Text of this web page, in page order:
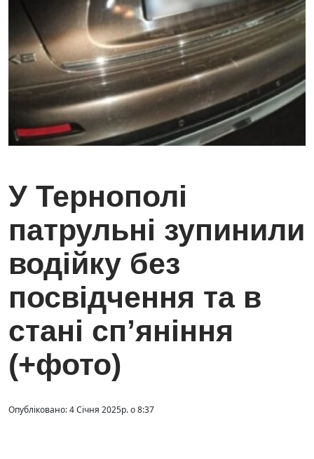
У Тернополі
патрульні зупинили
водійку без
посвідчення та в
стані сп’яніння
(+фото)
Опубліковано: 4 Січня 2025р. о 8:37